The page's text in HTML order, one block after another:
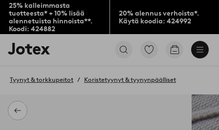
25% kalleimmasta
tuotteesta* + 10% lisää
alennetuista hinnoista**.
Koodi: 424882
20% alennus verhoista*.
Käytä koodia: 424992
Jotex-
logo
aloitussivulle
Siirry
Siirry
Takaisin
Tyynyt & torkkupeitot Koristetyynyt & tyynynpäälliset